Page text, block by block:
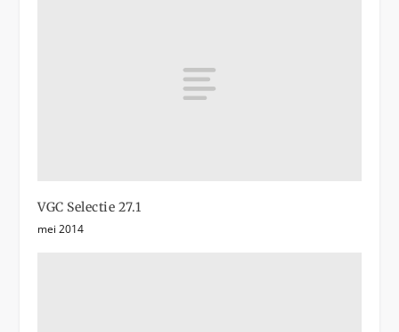
VGC Selectie 27.1
mei 2014